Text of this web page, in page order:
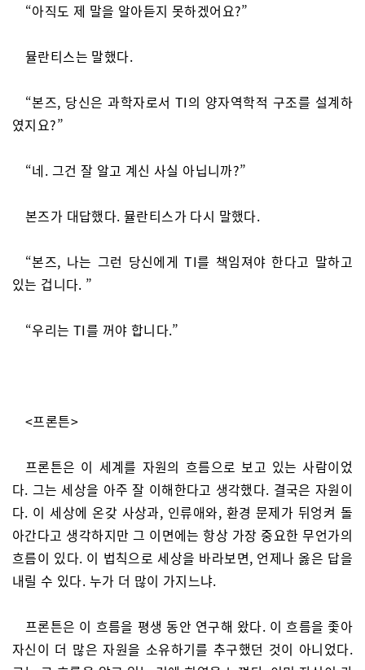
“아직도 제 말을 알아듣지 못하겠어요?”
뮬란티스는 말했다.
“본즈, 당신은 과학자로서 TI의 양자역학적 구조를 설계하
였지요?”
“네. 그건 잘 알고 계신 사실 아닙니까?”
본즈가 대답했다. 뮬란티스가 다시 말했다.
“본즈, 나는 그런 당신에게 TI를 책임져야 한다고 말하고
있는 겁니다. ”
“우리는 TI를 꺼야 합니다.”
<프론튼>
프론튼은 이 세계를 자원의 흐름으로 보고 있는 사람이었
다. 그는 세상을 아주 잘 이해한다고 생각했다. 결국은 자원이
다. 이 세상에 온갖 사상과, 인류애와, 환경 문제가 뒤엉켜 돌
아간다고 생각하지만 그 이면에는 항상 가장 중요한 무언가의
흐름이 있다. 이 법칙으로 세상을 바라보면, 언제나 옳은 답을
내릴 수 있다. 누가 더 많이 가지느냐.
프론튼은 이 흐름을 평생 동안 연구해 왔다. 이 흐름을 좇아
자신이 더 많은 자원을 소유하기를 추구했던 것이 아니었다.